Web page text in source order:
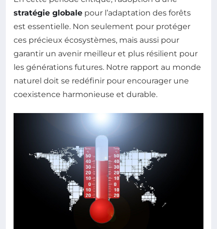
stratégie globale pour l’adaptation des forêts
est essentielle. Non seulement pour protéger
ces précieux écosystèmes, mais aussi pour
garantir un avenir meilleur et plus résilient pour
les générations futures. Notre rapport au monde
naturel doit se redéfinir pour encourager une
coexistence harmonieuse et durable.